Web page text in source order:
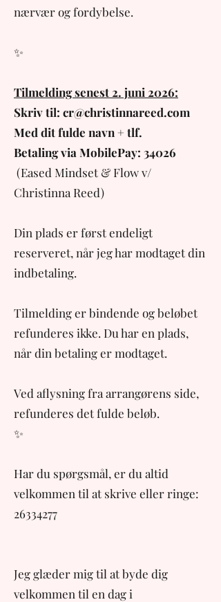
nærvær og fordybelse.
✨
Tilmelding senest 2. juni 2026:
Skriv til: cr@christinnareed.com
Med dit fulde navn + tlf.
Betaling via MobilePay: 34026
(Eased Mindset & Flow v/
Christinna Reed)
Din plads er først endeligt
reserveret, når jeg har modtaget din
indbetaling.
Tilmelding er bindende og beløbet
refunderes ikke. Du har en plads,
når din betaling er modtaget.
Ved aflysning fra arrangørens side,
refunderes det fulde beløb.
✨
Har du spørgsmål, er du altid
velkommen til at skrive eller ringe:
26334277
Jeg glæder mig til at byde dig
velkommen til en dag i